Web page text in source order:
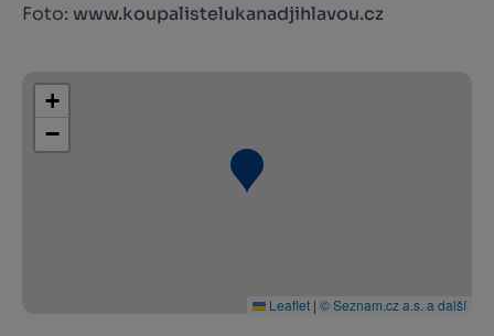
Foto: www.koupalistelukanadjihlavou.cz
+
−
Leaflet | © Seznam.cz a.s. a další